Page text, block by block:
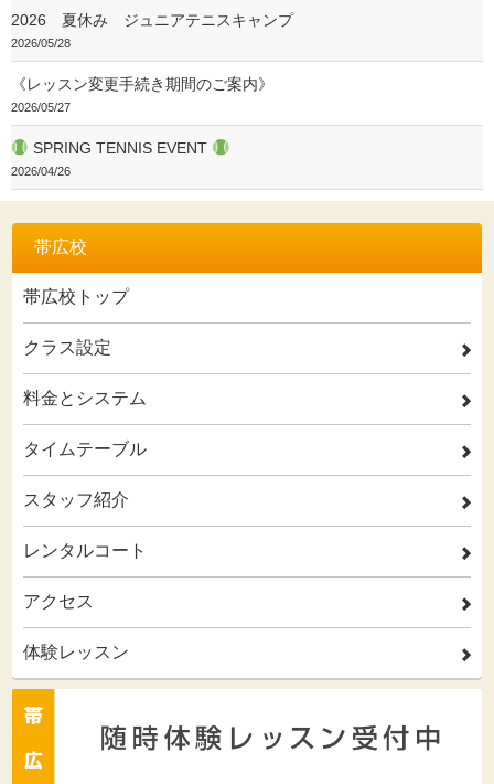
2026 夏休み ジュニアテニスキャンプ
2026/05/28
《レッスン変更手続き期間のご案内》
2026/05/27
SPRING TENNIS EVENT
2026/04/26
帯広校
帯広校トップ
クラス設定 2
料金とシステム 2
タイムテーブル 2
スタッフ紹介 2
レンタルコート 2
アクセス 2
体験レッスン 2